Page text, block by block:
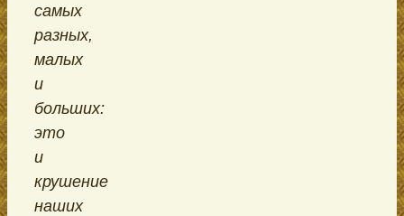
самых
разных,
малых
и
больших:
это
и
крушение
наших